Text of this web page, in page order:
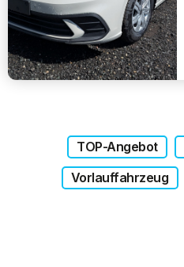
TOP-Angebot
Vorlauffahrzeug